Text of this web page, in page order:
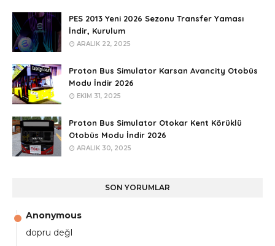
PES 2013 Yeni 2026 Sezonu Transfer Yaması
İndir, Kurulum
ARALIK 22, 2025
Proton Bus Simulator Karsan Avancity Otobüs
Modu İndir 2026
EKIM 31, 2025
Proton Bus Simulator Otokar Kent Körüklü
Otobüs Modu İndir 2026
ARALIK 30, 2025
SON YORUMLAR
Anonymous
dopru değl